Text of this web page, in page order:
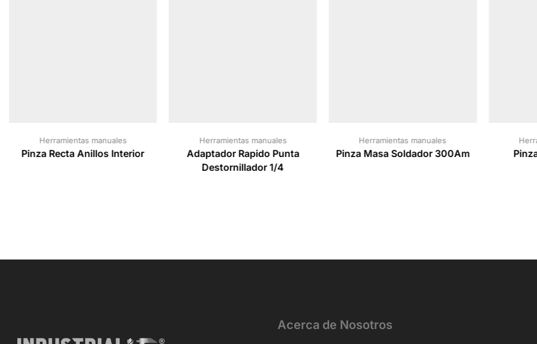
Herramientas manuales
Pinza Recta Anillos Interior
Herramientas manuales
Adaptador Rapido Punta
Destornillador 1/4
Herramientas manuales
Pinza Masa Soldador 300Am
Acerca de Nosotros